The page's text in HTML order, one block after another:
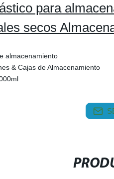
para
secos
almacenamiento
& Cajas de Almacenamiento